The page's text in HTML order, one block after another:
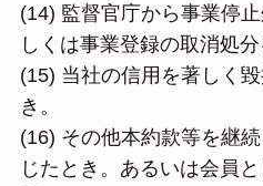
(14) 監督官庁から事業停
しくは事業登録の取消処分
(15) 当社の信用を著しく
き。
(16) その他本約款等を継
じたとき。あるいは会員